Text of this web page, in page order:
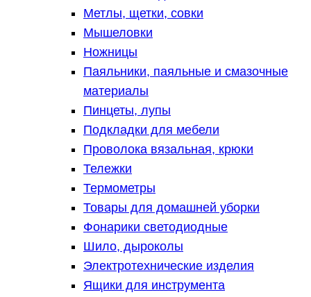
Метлы, щетки, совки
Мышеловки
Ножницы
Паяльники, паяльные и смазочные
материалы
Пинцеты, лупы
Подкладки для мебели
Проволока вязальная, крюки
Тележки
Термометры
Товары для домашней уборки
Фонарики светодиодные
Шило, дыроколы
Электротехнические изделия
Ящики для инструмента